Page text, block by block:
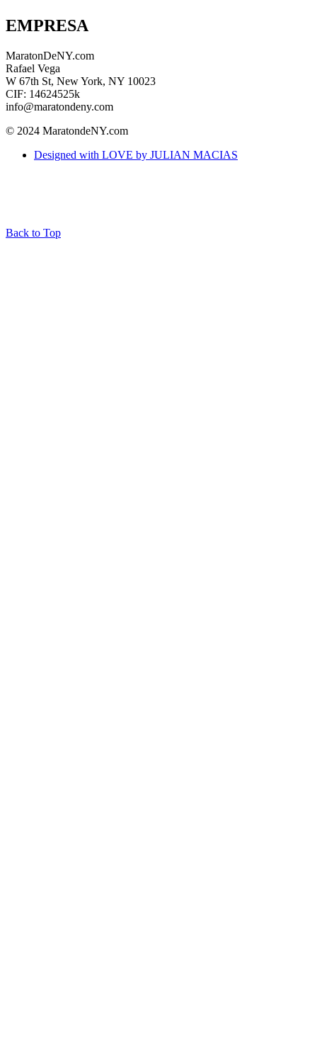
EMPRESA
MaratonDeNY.com
Rafael Vega
W 67th St, New York, NY 10023
CIF: 14624525k
info@maratondeny.com
© 2024 MaratondeNY.com
Designed with LOVE by JULIAN MACIAS
Back to Top